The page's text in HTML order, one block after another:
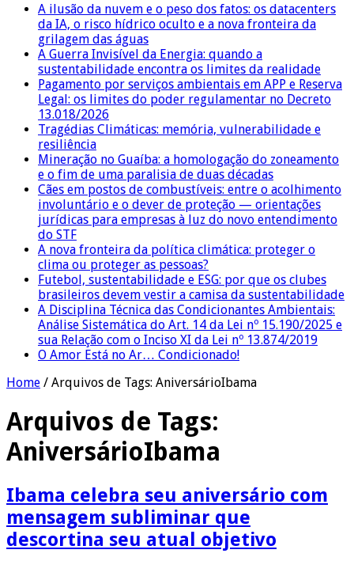
A ilusão da nuvem e o peso dos fatos: os datacenters
da IA, o risco hídrico oculto e a nova fronteira da
grilagem das águas
A Guerra Invisível da Energia: quando a
sustentabilidade encontra os limites da realidade
Pagamento por serviços ambientais em APP e Reserva
Legal: os limites do poder regulamentar no Decreto
13.018/2026
Tragédias Climáticas: memória, vulnerabilidade e
resiliência
Mineração no Guaíba: a homologação do zoneamento
e o fim de uma paralisia de duas décadas
Cães em postos de combustíveis: entre o acolhimento
involuntário e o dever de proteção — orientações
jurídicas para empresas à luz do novo entendimento
do STF
A nova fronteira da política climática: proteger o
clima ou proteger as pessoas?
Futebol, sustentabilidade e ESG: por que os clubes
brasileiros devem vestir a camisa da sustentabilidade
A Disciplina Técnica das Condicionantes Ambientais:
Análise Sistemática do Art. 14 da Lei nº 15.190/2025 e
sua Relação com o Inciso XI da Lei nº 13.874/2019
O Amor Está no Ar… Condicionado!
Home / Arquivos de Tags: AniversárioIbama
Arquivos de Tags:
AniversárioIbama
Ibama celebra seu aniversário com
mensagem subliminar que
descortina seu atual objetivo